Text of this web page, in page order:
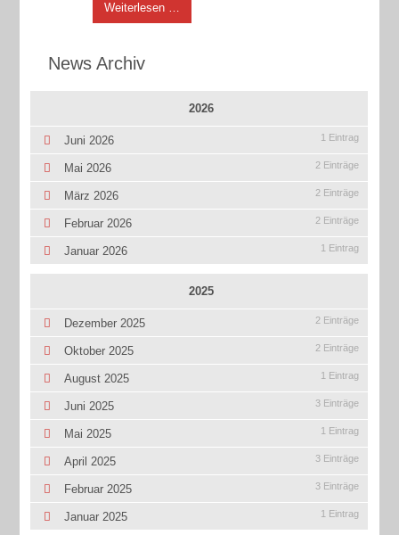
Weiterlesen …
News Archiv
2026
Juni 2026 1 Eintrag
Mai 2026 2 Einträge
März 2026 2 Einträge
Februar 2026 2 Einträge
Januar 2026 1 Eintrag
2025
Dezember 2025 2 Einträge
Oktober 2025 2 Einträge
August 2025 1 Eintrag
Juni 2025 3 Einträge
Mai 2025 1 Eintrag
April 2025 3 Einträge
Februar 2025 3 Einträge
Januar 2025 1 Eintrag